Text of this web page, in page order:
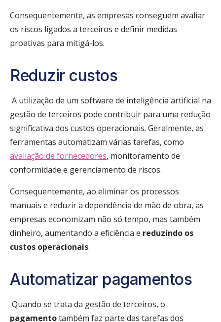
Consequentemente, as empresas conseguem avaliar
os riscos ligados a terceiros e definir medidas
proativas para mitigá-los.
Reduzir custos
A utilização de um software de inteligência artificial na
gestão de terceiros pode contribuir para uma redução
significativa dos custos operacionais. Geralmente, as
ferramentas automatizam várias tarefas, como
avaliação de fornecedores, monitoramento de
conformidade e gerenciamento de riscos.
Consequentemente, ao eliminar os processos
manuais e reduzir a dependência de mão de obra, as
empresas economizam não só tempo, mas também
dinheiro, aumentando a eficiência e reduzindo os
custos operacionais.
Automatizar pagamentos
Quando se trata da gestão de terceiros, o
pagamentotambém faz parte das tarefas dos